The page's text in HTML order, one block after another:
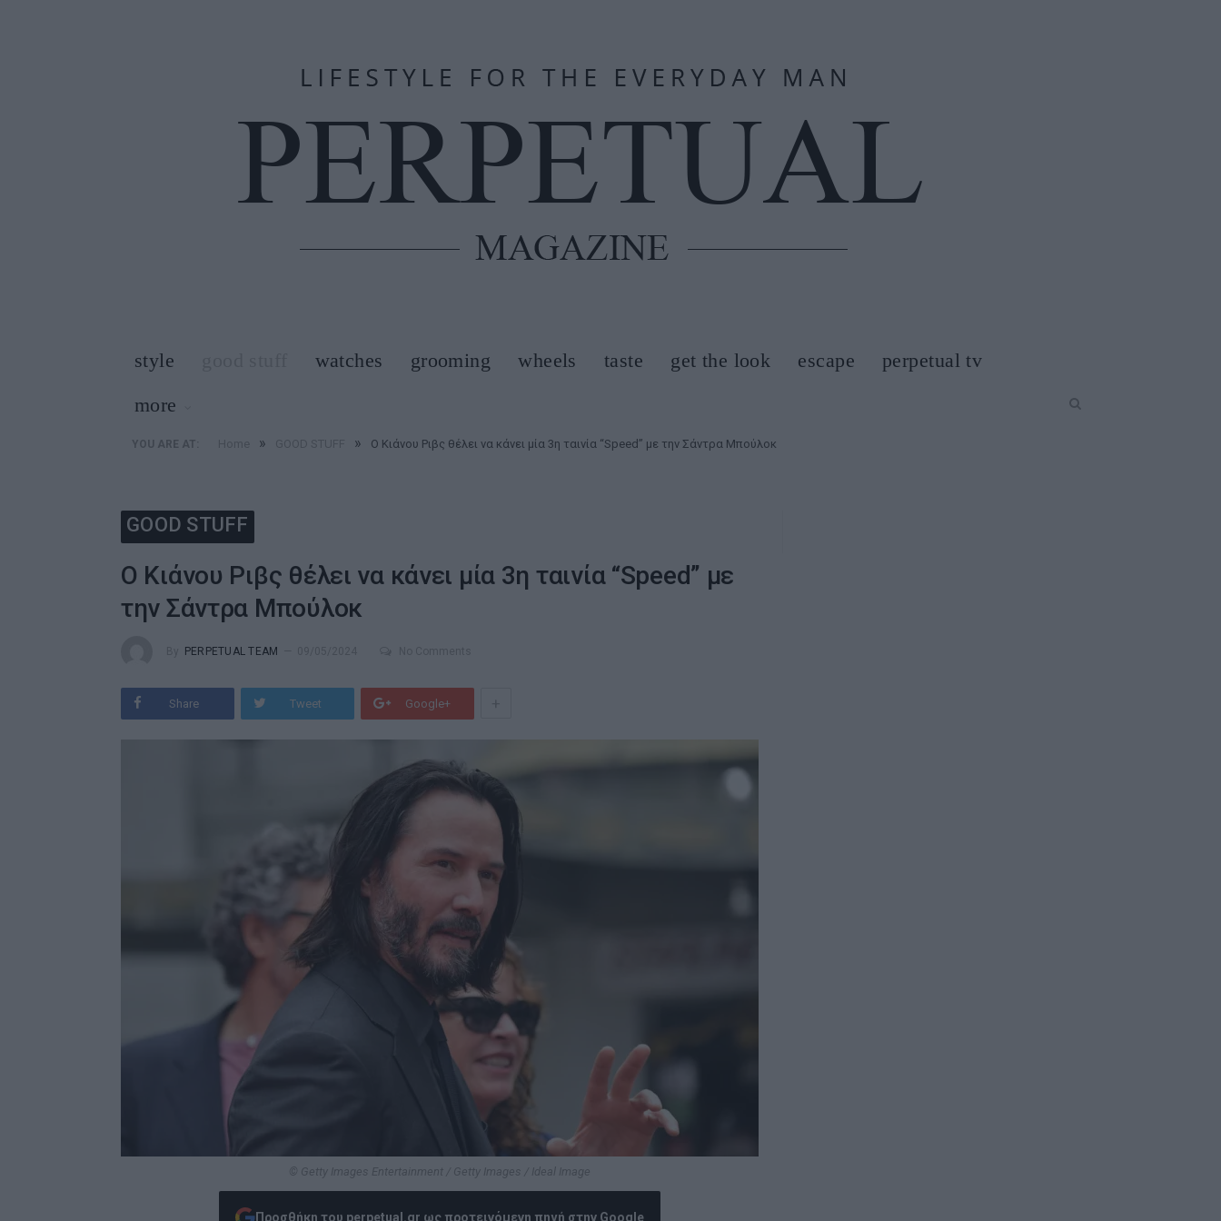
style watches grooming wheels taste get the look escape
perpetual tv
more
YOU ARE AT: » » Ο Κιάνου Ριβς θέλει να κάνει μία 3η ταινία “Speed” με την Σάντρα Μπούλοκ
GOOD STUFF
Ο Κιάνου Ριβς θέλει να κάνει μία 3η ταινία “Speed” με
την Σάντρα Μπούλοκ
PERPETUAL TEAM
Share Tweet Google+
© Getty Images Entertainment / Getty Images / Ideal Image
Προσθήκη του perpetual.gr ως προτεινόμενη πηγή στην Google